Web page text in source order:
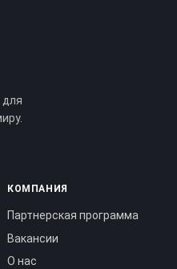
для
КОМПАНИЯ
Партнерская программа
Вакансии
О нас